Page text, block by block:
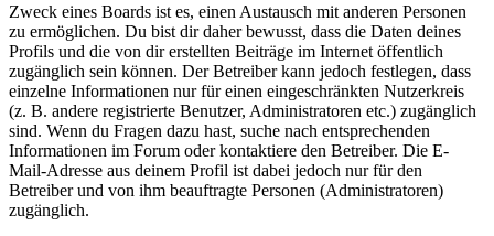
Zweck eines Boards ist es, einen Austausch mit anderen Personen
zu ermöglichen. Du bist dir daher bewusst, dass die Daten deines
Profils und die von dir erstellten Beiträge im Internet öffentlich
zugänglich sein können. Der Betreiber kann jedoch festlegen, dass
einzelne Informationen nur für einen eingeschränkten Nutzerkreis
(z. B. andere registrierte Benutzer, Administratoren etc.) zugänglich
sind. Wenn du Fragen dazu hast, suche nach entsprechenden
Informationen im Forum oder kontaktiere den Betreiber. Die E-
Mail-Adresse aus deinem Profil ist dabei jedoch nur für den
Betreiber und von ihm beauftragte Personen (Administratoren)
zugänglich.